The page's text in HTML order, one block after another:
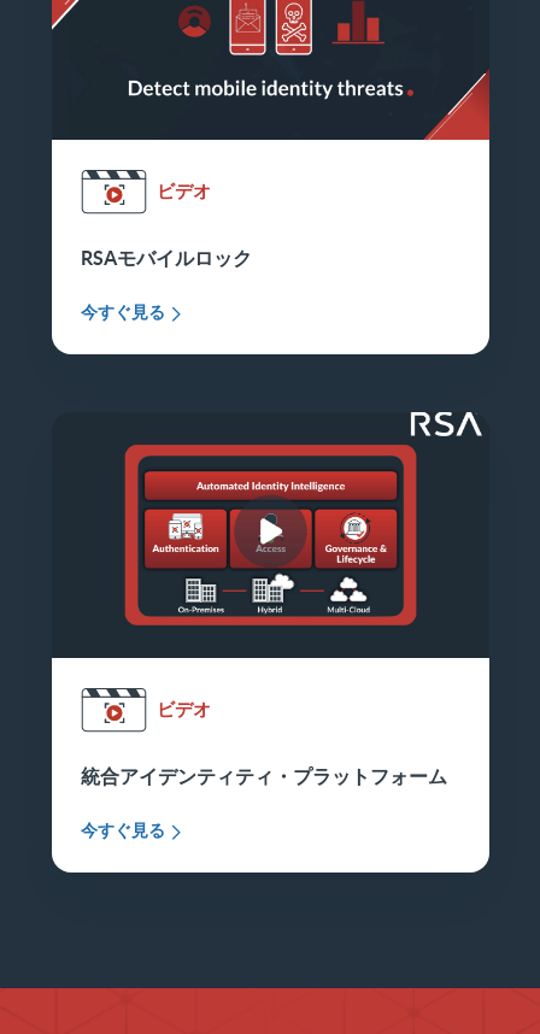
ビデオ
RSAモバイルロック
今すぐ見る
ビデオ
統合アイデンティティ・プラットフォーム
今すぐ見る